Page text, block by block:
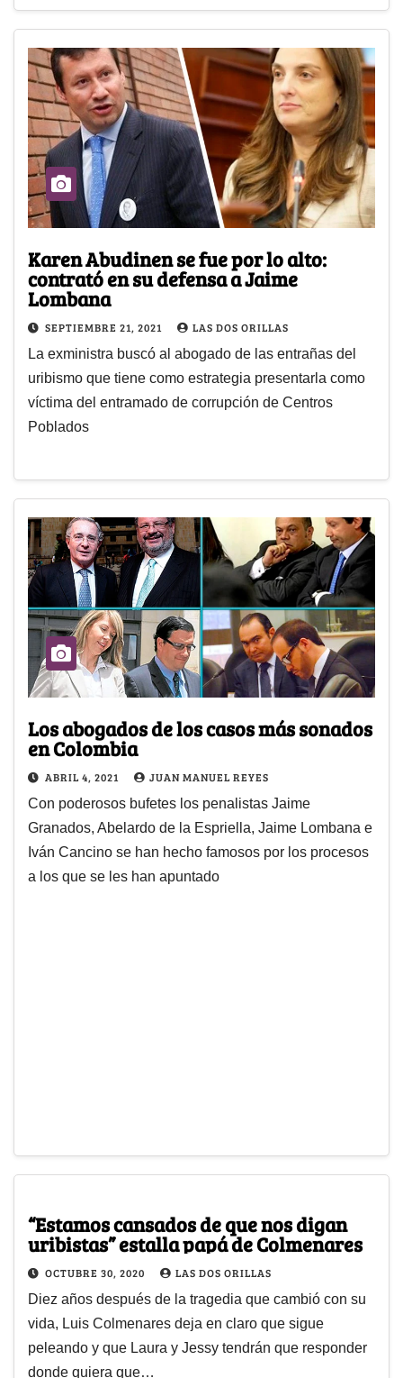
Karen Abudinen se fue por lo alto:
contrató en su defensa a Jaime
Lombana
SEPTIEMBRE 21, 2021 LAS DOS ORILLAS
La exministra buscó al abogado de las entrañas del
uribismo que tiene como estrategia presentarla como
víctima del entramado de corrupción de Centros
Poblados
Los abogados de los casos más sonados
en Colombia
ABRIL 4, 2021 JUAN MANUEL REYES
Con poderosos bufetes los penalistas Jaime
Granados, Abelardo de la Espriella, Jaime Lombana e
Iván Cancino se han hecho famosos por los procesos
a los que se les han apuntado
“Estamos cansados de que nos digan
uribistas” estalla papá de Colmenares
OCTUBRE 30, 2020 LAS DOS ORILLAS
Diez años después de la tragedia que cambió con su
vida, Luis Colmenares deja en claro que sigue
peleando y que Laura y Jessy tendrán que responder
donde quiera que…